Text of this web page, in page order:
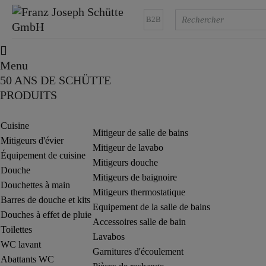
B2B
Menu
50 ANS DE SCHÜTTE
PRODUITS
Cuisine
Mitigeurs d'évier
Équipement de cuisine
Douche
Douchettes à main
Barres de douche et kits
Douches à effet de pluie
Toilettes
WC lavant
Abattants WC
Mitigeur de salle de bains
Mitigeur de lavabo
Mitigeurs douche
Mitigeurs de baignoire
Mitigeurs thermostatique
Equipement de la salle de bains
Accessoires salle de bain
Lavabos
Garnitures d'écoulement